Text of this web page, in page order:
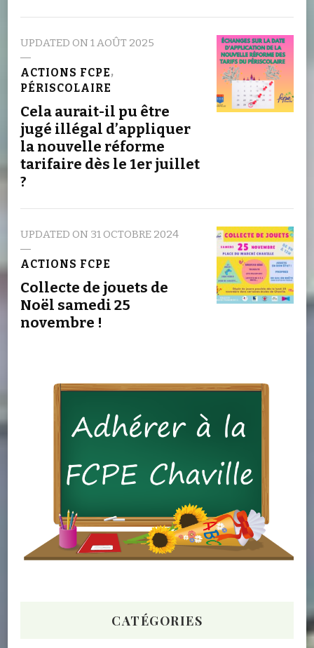
UPDATED ON1 AOÛT 2025
ACTIONS FCPE
PÉRISCOLAIRE
Cela aurait-il pu être
jugé illégal d’appliquer
la nouvelle réforme
tarifaire dès le 1er juillet
?
UPDATED ON 31 OCTOBRE 2024
ACTIONS FCPE
Collecte de jouets de
Noël samedi 25
novembre !
CATÉGORIES